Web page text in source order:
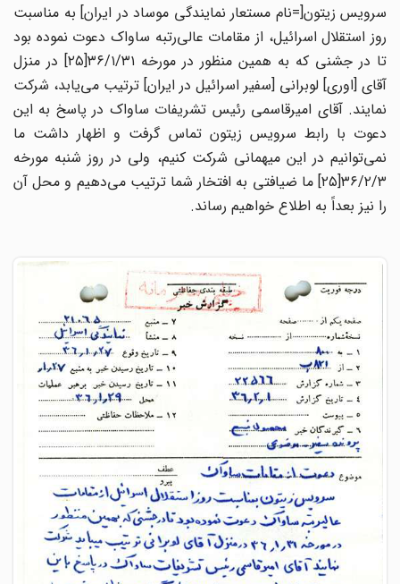
سرویس زیتون[=نام مستعار نمایندگی موساد در ایران] به مناسبت
روز استقلال اسرائیل، از مقامات عالی‌رتبه ساواک دعوت نموده بود
تا در جشنی که به همین منظور در مورخه ۳۶/۱/۳۱[۲۵] در منزل
آقای [اوری] لوبرانی [سفیر اسرائیل در ایران] ترتیب می‌یابد، شرکت
نمایند. آقای امیرقاسمی رئیس تشریفات ساواک در پاسخ به این
دعوت با رابط سرویس زیتون تماس گرفت و اظهار داشت ما
نمی‌توانیم در این میهمانی شرکت کنیم، ولی در روز شنبه مورخه
۳۶/۲/۳[۲۵] ما ضیافتی به افتخار شما ترتیب می‌دهیم و محل آن
را نیز بعداً به اطلاع خواهیم رساند.